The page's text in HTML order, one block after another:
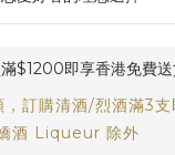
$1200即享香港免費
，訂購清酒/烈酒滿3
酒 Liqueur 除外